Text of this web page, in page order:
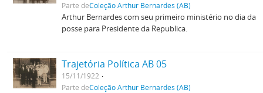
Parte deColeção Arthur Bernardes (AB)
Arthur Bernardes com seu primeiro ministério no dia da
posse para Presidente da Republica.
Trajetória Política AB 05
15/11/1922
Parte deColeção Arthur Bernardes (AB)